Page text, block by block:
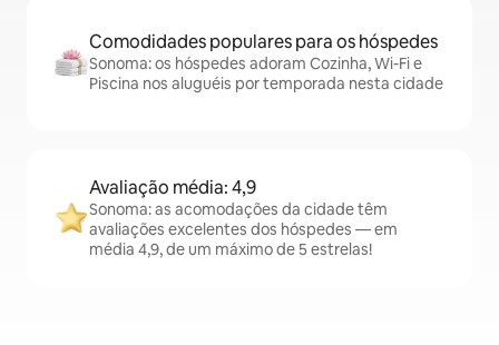
Comodidades populares para os hóspedes
Sonoma: os hóspedes adoram Cozinha, Wi-Fi e
Piscina nos aluguéis por temporada nesta cidade
Avaliação média: 4,9
Sonoma: as acomodações da cidade têm
avaliações excelentes dos hóspedes — em
média 4,9, de um máximo de 5 estrelas!